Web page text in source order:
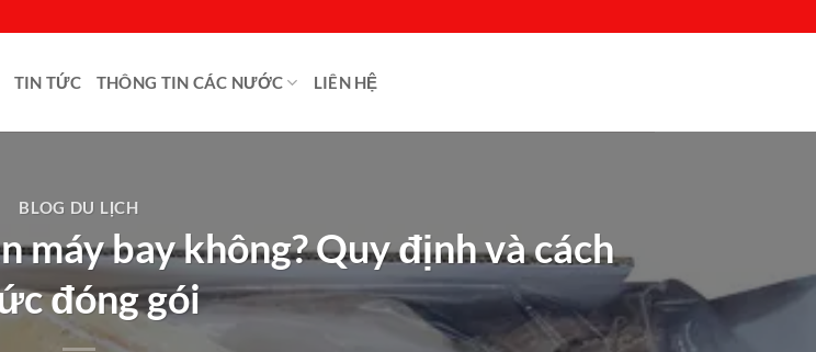
TIN TỨC THÔNG TIN CÁC NƯỚC LIÊN HỆ
BLOG DU LỊCH
bay không? Quy định và cách
đóng gói